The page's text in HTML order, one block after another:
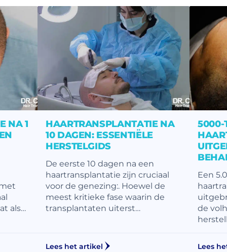
NA 1
als…
HAARTRANSPLANTATIE NA
10 DAGEN: ESSENTIËLE
HERSTELGIDS
De eerste 10 dagen na een
haartransplantatie zijn cruciaal
voor de genezing:. Hoewel de
meest kritieke fase waarin de
transplantaten uiterst…
Lees het artikel
5000-
Een
de
Lees